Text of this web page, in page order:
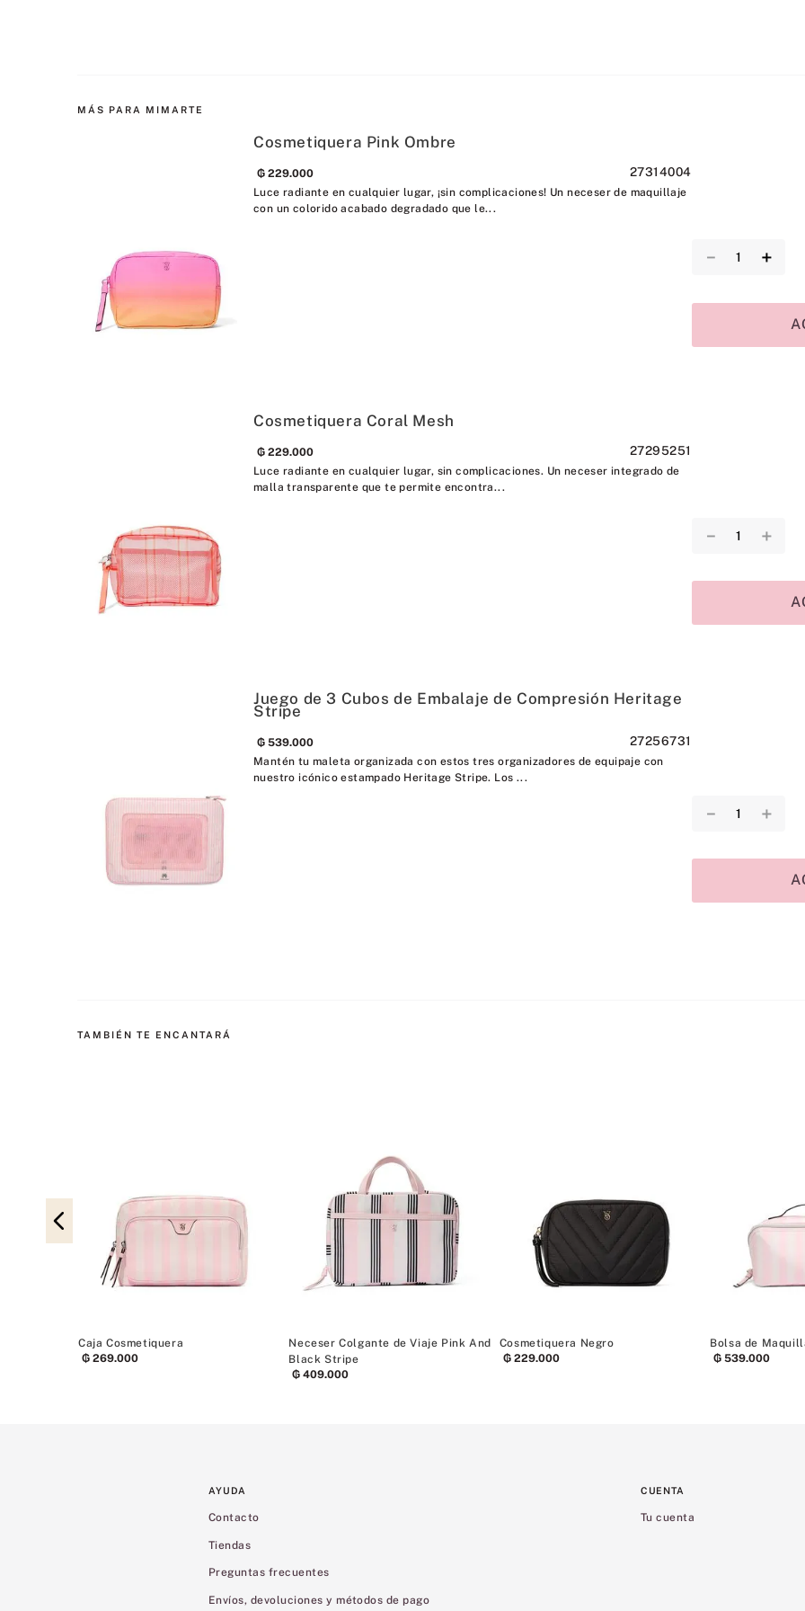
MÁS PARA MIMARTE
Cosmetiquera Pink Ombre
₲ 229.000 27314004
Luce radiante en cualquier lugar, ¡sin complicaciones! Un neceser de maquillaje
con un colorido acabado degradado que le...
＋
－
Cosmetiquera Coral Mesh
₲ 229.000 27295251
Luce radiante en cualquier lugar, sin complicaciones. Un neceser integrado de
malla transparente que te permite encontra...
＋
－
Juego de 3 Cubos de Embalaje de Compresión Heritage
Stripe
₲ 539.000 27256731
Mantén tu maleta organizada con estos tres organizadores de equipaje con
nuestro icónico estampado Heritage Stripe. Los ...
＋
－
TAMBIÉN TE ENCANTARÁ
Caja Cosmetiquera
₲ 269.000
Neceser Colgante de Viaje Pink And
Black Stripe
₲ 409.000
Cosmetiquera Negro
₲ 229.000
Bolsa de
₲ 539.000
AYUDA
Contacto
Tiendas
Preguntas frecuentes
Envíos, devoluciones y métodos de pago
CUENTA
Tu cuenta